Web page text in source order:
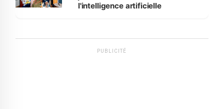
l'intelligence artificielle
PUBLICITÉ